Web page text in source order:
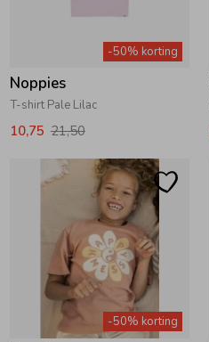
-50% korting
Noppies
T-shirt Pale Lilac
10,75 21,50
-50% korting